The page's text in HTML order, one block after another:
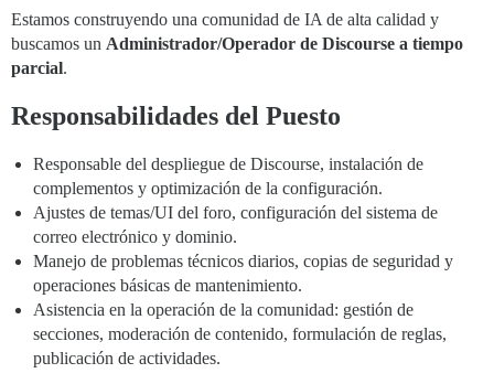
Estamos construyendo una comunidad de IA de alta calidad y
buscamos un Administrador/Operador de Discourse a tiempo
parcial.
Responsabilidades del Puesto
Responsable del despliegue de Discourse, instalación de
complementos y optimización de la configuración.
Ajustes de temas/UI del foro, configuración del sistema de
correo electrónico y dominio.
Manejo de problemas técnicos diarios, copias de seguridad y
operaciones básicas de mantenimiento.
Asistencia en la operación de la comunidad: gestión de
secciones, moderación de contenido, formulación de reglas,
publicación de actividades.